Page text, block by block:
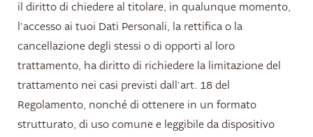
il diritto di chiedere al titolare, in qualunque momento,
l'accesso ai tuoi Dati Personali, la rettifica o la
cancellazione degli stessi o di opporti al loro
trattamento, ha diritto di richiedere la limitazione del
trattamento nei casi previsti dall'art. 18 del
Regolamento, nonché di ottenere in un formato
strutturato, di uso comune e leggibile da dispositivo